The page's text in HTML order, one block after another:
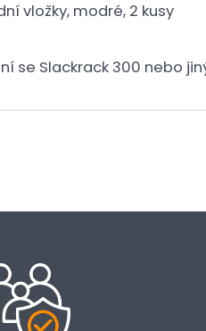
vložky, modré, 2 kusy
se Slackrack 300 nebo